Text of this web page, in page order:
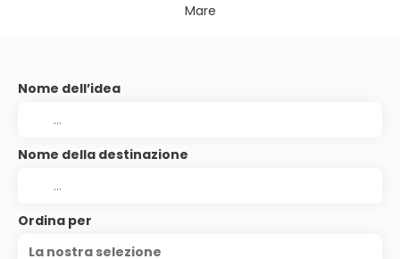
Mare
Nome dell’idea
Nome della destinazione
Ordina per
La nostra selezione